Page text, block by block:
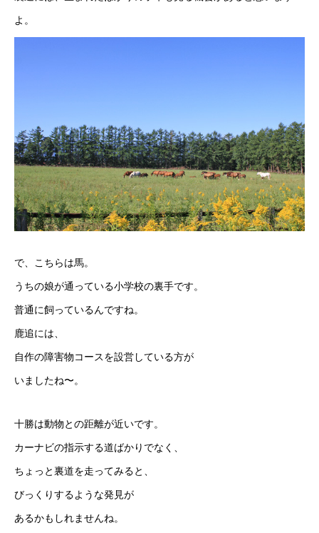
よ。
で、こちらは馬。
うちの娘が通っている小学校の裏手です。
普通に飼っているんですね。
鹿追には、
自作の障害物コースを設営している方が
いましたね〜。
十勝は動物との距離が近いです。
カーナビの指示する道ばかりでなく、
ちょっと裏道を走ってみると、
びっくりするような発見が
あるかもしれませんね。